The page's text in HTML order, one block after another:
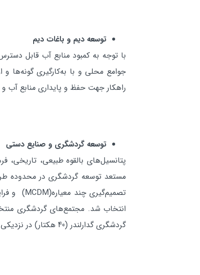
توسعه ديم و باغات ديم
با توجه به كمبود منابع آب قابل
جوامع محلي و با به‌كارگيري گونه‌ها
راهكار جهت حفظ و پايداري منابع آب و خاك
توسعه گردشگري و صنايع دستي
پتانسيل‌هاي بالقوه طبيعي،
گردشگري گدارلندر (40 هكتار) در نزديكي رودخانه كارون می‌شود.